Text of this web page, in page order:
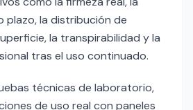
plazo, la distribución de
la transpirabilidad y la
tras el uso continuado.
técnicas de laboratorio,
de uso real con paneles